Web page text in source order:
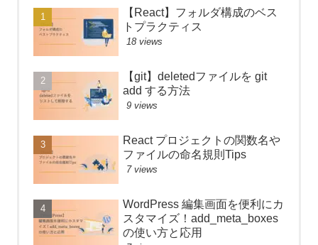
【React】フォルダ構成のベス
トプラクティス
18 views
【git】deletedファイルを git
add する方法
9 views
React プロジェクトの関数名や
ファイルの命名規則Tips
7 views
WordPress 編集画面を便利にカ
スタマイズ！add_meta_boxes
の使い方と応用